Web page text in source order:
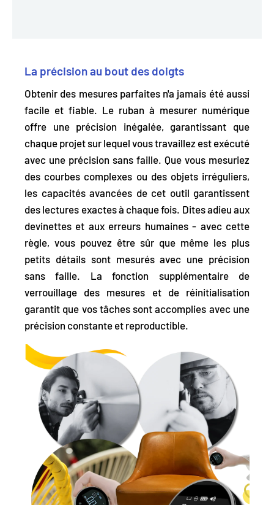
La précision au bout des doigts
Obtenir des mesures parfaites n'a jamais été aussi
facile et fiable. Le ruban à mesurer numérique
offre une précision inégalée, garantissant que
chaque projet sur lequel vous travaillez est exécuté
avec une précision sans faille. Que vous mesuriez
des courbes complexes ou des objets irréguliers,
les capacités avancées de cet outil garantissent
des lectures exactes à chaque fois. Dites adieu aux
devinettes et aux erreurs humaines - avec cette
règle, vous pouvez être sûr que même les plus
petits détails sont mesurés avec une précision
sans faille. La fonction supplémentaire de
verrouillage des mesures et de réinitialisation
garantit que vos tâches sont accomplies avec une
précision constante et reproductible.